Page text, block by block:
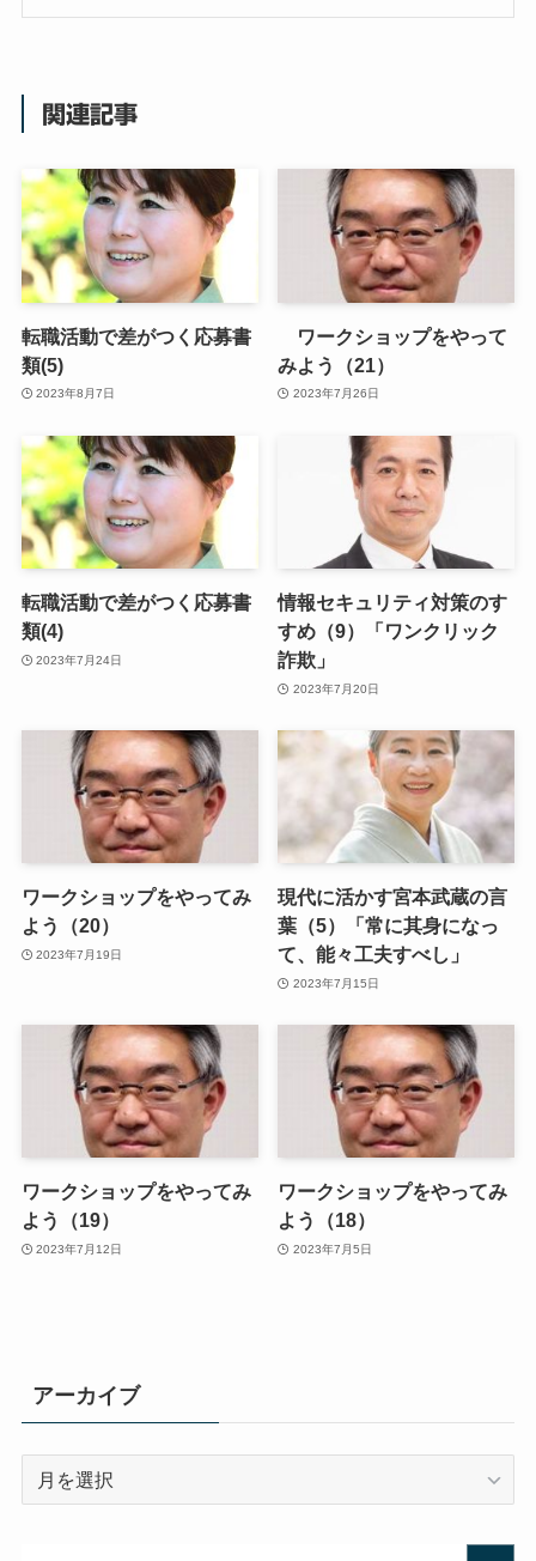
関連記事
転職活動で差がつく応募書
類(5)
2023年8月7日
ワークショップをやって
みよう（21）
2023年7月26日
転職活動で差がつく応募書
類(4)
2023年7月24日
情報セキュリティ対策のす
すめ（9）「ワンクリック
詐欺」
2023年7月20日
ワークショップをやってみ
よう（20）
2023年7月19日
現代に活かす宮本武蔵の言
葉（5）「常に其身になっ
て、能々工夫すべし」
2023年7月15日
ワークショップをやってみ
よう（19）
2023年7月12日
ワークショップをやってみ
よう（18）
2023年7月5日
アーカイブ